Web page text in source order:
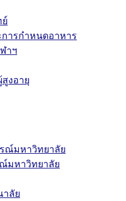
ารกำหนดอาหาร
าฯ
งอายุ
ณ์มหาวิทยาลัย
มหาวิทยาลัย
าลัย